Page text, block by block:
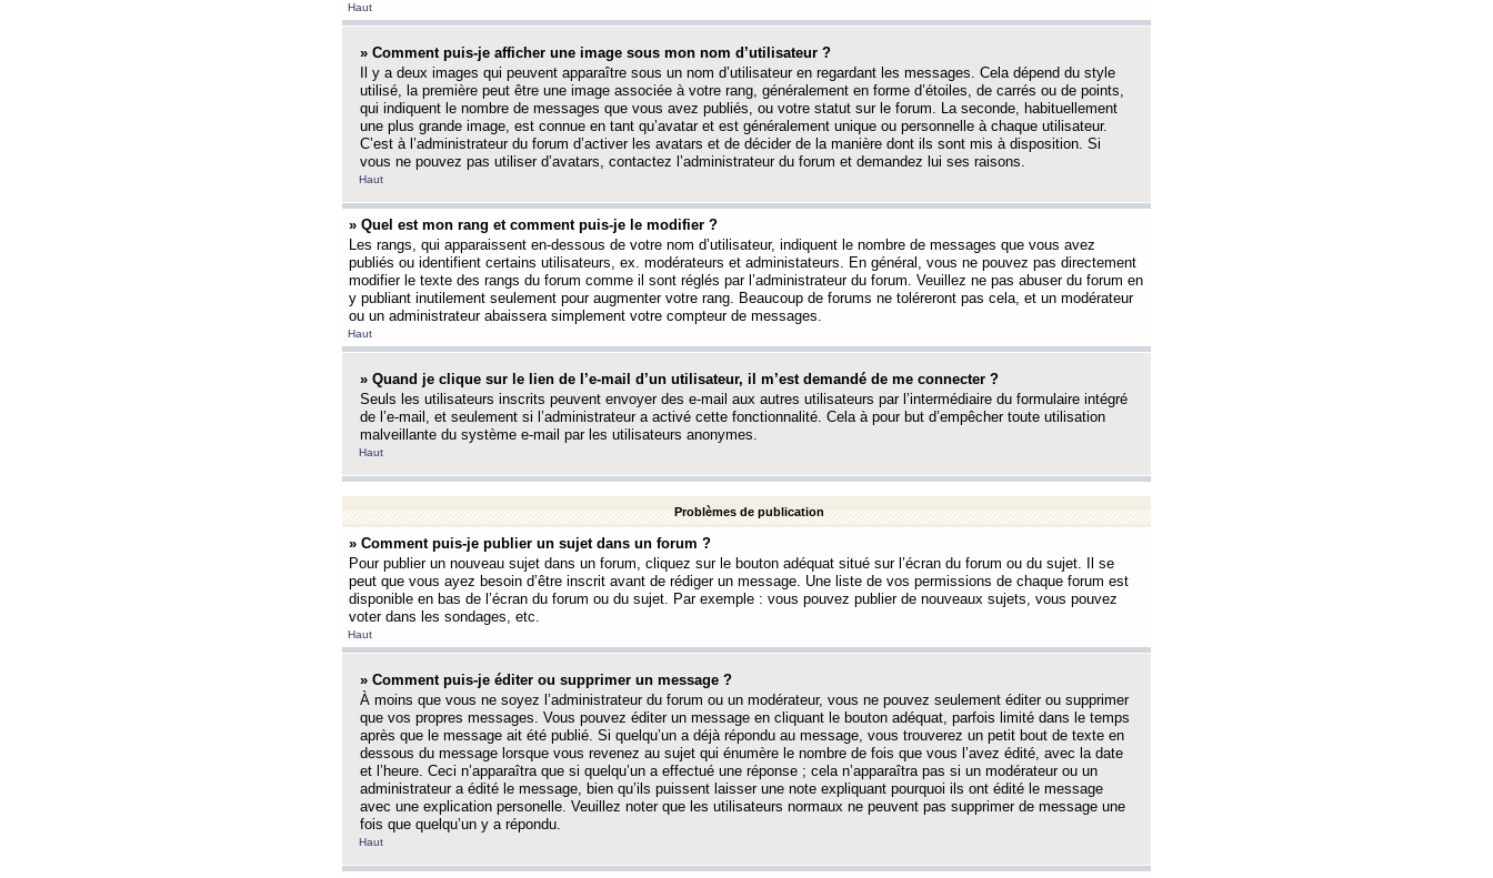
Haut
» Comment puis-je afficher une image sous mon nom d’utilisateur ?
Il y a deux images qui peuvent apparaître sous un nom d’utilisateur en regardant les messages. Cela dépend du style
utilisé, la première peut être une image associée à votre rang, généralement en forme d’étoiles, de carrés ou de points,
qui indiquent le nombre de messages que vous avez publiés, ou votre statut sur le forum. La seconde, habituellement
une plus grande image, est connue en tant qu’avatar et est généralement unique ou personnelle à chaque utilisateur.
C’est à l’administrateur du forum d’activer les avatars et de décider de la manière dont ils sont mis à disposition. Si
vous ne pouvez pas utiliser d’avatars, contactez l’administrateur du forum et demandez lui ses raisons.
Haut
» Quel est mon rang et comment puis-je le modifier ?
Les rangs, qui apparaissent en-dessous de votre nom d’utilisateur, indiquent le nombre de messages que vous avez
publiés ou identifient certains utilisateurs, ex. modérateurs et administateurs. En général, vous ne pouvez pas directement
modifier le texte des rangs du forum comme il sont réglés par l’administrateur du forum. Veuillez ne pas abuser du forum en
y publiant inutilement seulement pour augmenter votre rang. Beaucoup de forums ne toléreront pas cela, et un modérateur
ou un administrateur abaissera simplement votre compteur de messages.
Haut
» Quand je clique sur le lien de l’e-mail d’un utilisateur, il m’est demandé de me connecter ?
Seuls les utilisateurs inscrits peuvent envoyer des e-mail aux autres utilisateurs par l’intermédiaire du formulaire intégré
de l’e-mail, et seulement si l’administrateur a activé cette fonctionnalité. Cela à pour but d’empêcher toute utilisation
malveillante du système e-mail par les utilisateurs anonymes.
Haut
Problèmes de publication
» Comment puis-je publier un sujet dans un forum ?
Pour publier un nouveau sujet dans un forum, cliquez sur le bouton adéquat situé sur l’écran du forum ou du sujet. Il se
peut que vous ayez besoin d’être inscrit avant de rédiger un message. Une liste de vos permissions de chaque forum est
disponible en bas de l’écran du forum ou du sujet. Par exemple : vous pouvez publier de nouveaux sujets, vous pouvez
voter dans les sondages, etc.
Haut
» Comment puis-je éditer ou supprimer un message ?
À moins que vous ne soyez l’administrateur du forum ou un modérateur, vous ne pouvez seulement éditer ou supprimer
que vos propres messages. Vous pouvez éditer un message en cliquant le bouton adéquat, parfois limité dans le temps
après que le message ait été publié. Si quelqu’un a déjà répondu au message, vous trouverez un petit bout de texte en
dessous du message lorsque vous revenez au sujet qui énumère le nombre de fois que vous l’avez édité, avec la date
et l’heure. Ceci n’apparaîtra que si quelqu’un a effectué une réponse ; cela n’apparaîtra pas si un modérateur ou un
administrateur a édité le message, bien qu’ils puissent laisser une note expliquant pourquoi ils ont édité le message
avec une explication personelle. Veuillez noter que les utilisateurs normaux ne peuvent pas supprimer de message une
fois que quelqu’un y a répondu.
Haut